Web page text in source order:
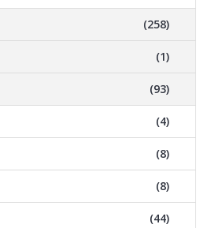
(258)
(1)
(93)
(4)
(8)
(8)
(44)